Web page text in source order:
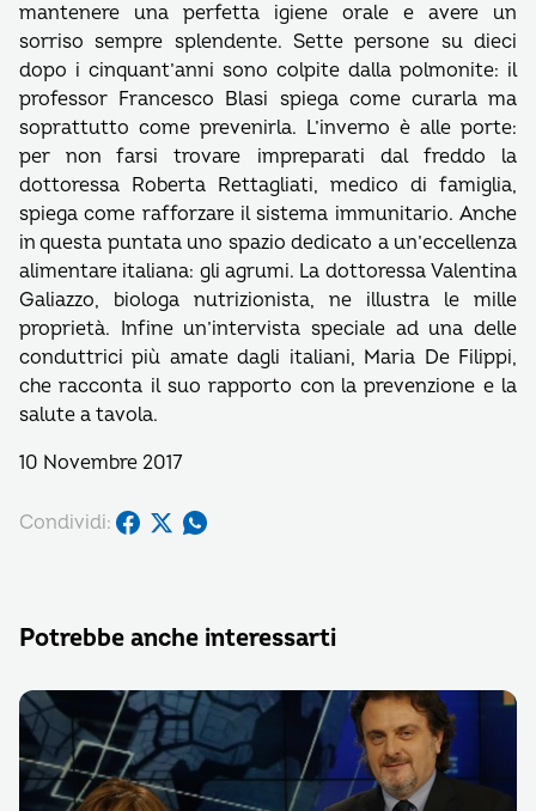
mantenere una perfetta igiene orale e avere un
sorriso sempre splendente. Sette persone su dieci
dopo i cinquant’anni sono colpite dalla polmonite: il
professor Francesco Blasi spiega come curarla ma
soprattutto come prevenirla. L’inverno è alle porte:
per non farsi trovare impreparati dal freddo la
dottoressa Roberta Rettagliati, medico di famiglia,
spiega come rafforzare il sistema immunitario. Anche
in questa puntata uno spazio dedicato a un’eccellenza
alimentare italiana: gli agrumi. La dottoressa Valentina
Galiazzo, biologa nutrizionista, ne illustra le mille
proprietà. Infine un’intervista speciale ad una delle
conduttrici più amate dagli italiani, Maria De Filippi,
che racconta il suo rapporto con la prevenzione e la
salute a tavola.
10 Novembre 2017
Condividi:
Potrebbe anche interessarti